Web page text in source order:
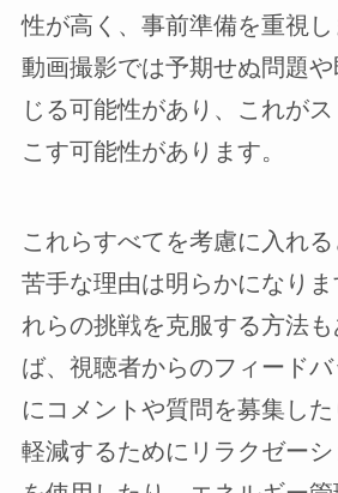
性が高く、事前準備を重視し
動画撮影では予期せぬ問題
じる可能性があり、これが
こす可能性があります。
これらすべてを考慮に入れ
苦手な理由は明らかになりま
れらの挑戦を克服する方法も
ば、視聴者からのフィード
にコメントや質問を募集し
軽減するためにリラクゼー